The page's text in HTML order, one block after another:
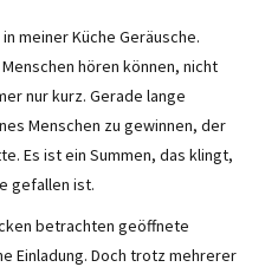
meiner Küche Geräusche.
hören können, nicht
nur kurz. Gerade lange
Menschen zu gewinnen, der
Es ist ein Summen, das klingt,
gefallen ist.
betrachten geöffnete
Einladung. Doch trotz mehrerer